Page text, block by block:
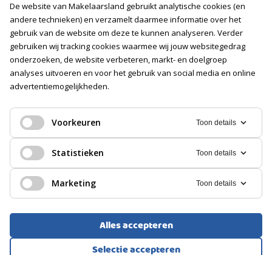
Vacatures
Volg ons
Voorwaarden Privacyverklaring
De website van Makelaarsland gebruikt analytische cookies (en
andere technieken) en verzamelt daarmee informatie over het
gebruik van de website om deze te kunnen analyseren. Verder
gebruiken wij tracking cookies waarmee wij jouw websitegedrag
onderzoeken, de website verbeteren, markt- en doelgroep
analyses uitvoeren en voor het gebruik van social media en online
advertentiemogelijkheden.
Voorkeuren Toon details
Statistieken Toon details
Marketing Toon details
Alles accepteren
Selectie accepteren